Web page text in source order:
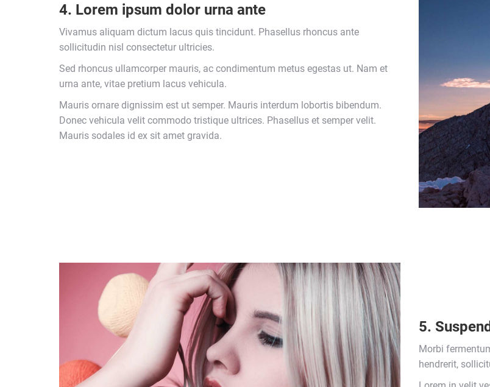
4. Lorem ipsum dolor urna ante
Vivamus aliquam dictum lacus quis tincidunt. Phasellus rhoncus ante
sollicitudin nisl consectetur ultricies.
Sed rhoncus ullamcorper mauris, ac condimentum metus egestas ut. Nam et
urna ante, vitae pretium lacus vehicula.
Mauris ornare dignissim est ut semper. Mauris interdum lobortis bibendum.
Donec vehicula velit commodo tristique ultrices. Phasellus et semper velit.
Mauris sodales id ex sit amet gravida.
5.
Morbi
hendrerit,